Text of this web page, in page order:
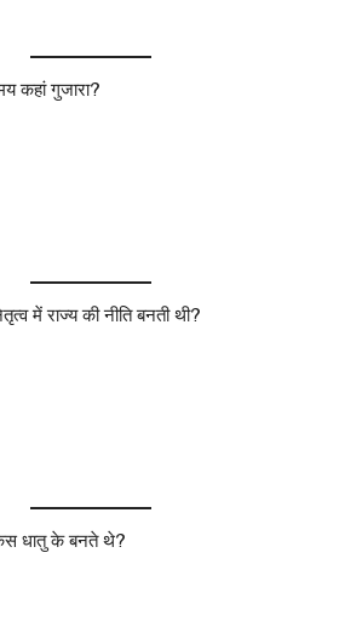
कहां गुजारा?
में राज्य की नीति बनती थी?
धातु के बनते थे?